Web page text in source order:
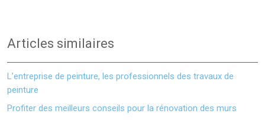
Articles similaires
L’entreprise de peinture, les professionnels des travaux de
peinture
Profiter des meilleurs conseils pour la rénovation des murs